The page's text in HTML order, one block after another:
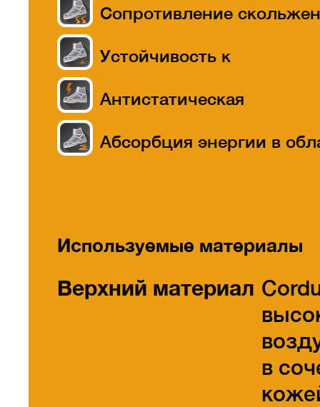
Сопротивление
Устойчивость к
Антистатическая
Абсорбция энергии в
Используемые материалы
Верхний материал
в